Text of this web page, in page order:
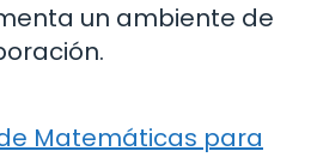
un ambiente de
Matemáticas para